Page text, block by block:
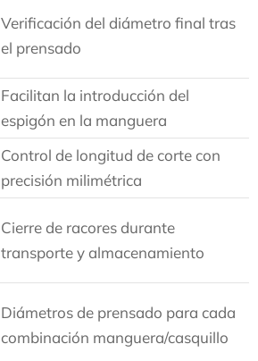
Verificación del diámetro final tras
el prensado
Facilitan la introducción del
espigón en la manguera
Control de longitud de corte con
precisión milimétrica
Cierre de racores durante
transporte y almacenamiento
Diámetros de prensado para cada
combinación manguera/casquillo